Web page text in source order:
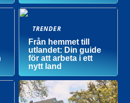
TRENDER
Från hemmet till
utlandet: Din guide
för att arbeta i ett
nytt land